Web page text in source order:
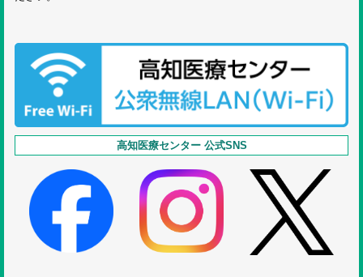
高知医療センター 公式SNS